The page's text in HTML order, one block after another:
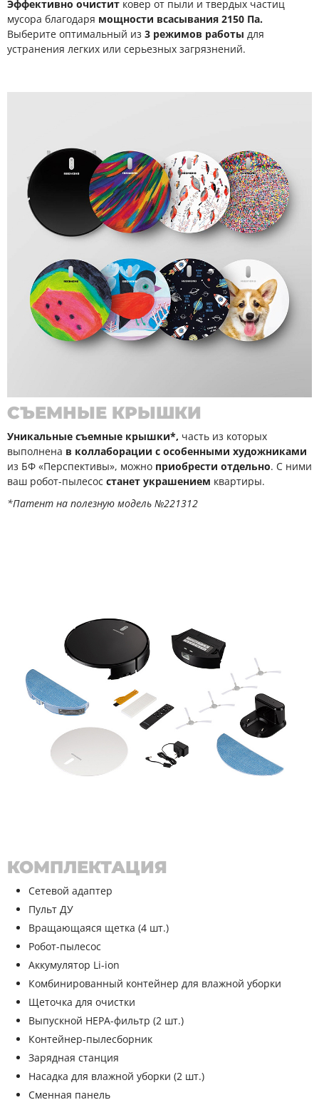
Эффективно очистит ковер от пыли и твердых частиц
мусора благодаря мощности всасывания 2150 Па.
Выберите оптимальный из 3 режимов работы для
устранения легких или серьезных загрязнений.
СЪЕМНЫЕ КРЫШКИ
Уникальные съемные крышки*, часть из которых
выполнена в коллаборации с особенными художниками
из БФ «Перспективы», можно приобрести отдельно. С ними
ваш робот-пылесос станет украшением квартиры.
*Патент на полезную модель №221312
КОМПЛЕКТАЦИЯ
Сетевой адаптер
Пульт ДУ
Вращающаяся щетка (4 шт.)
Робот-пылесос
Аккумулятор Li-ion
Комбинированный контейнер для влажной уборки
Щеточка для очистки
Выпускной HEPA-фильтр (2 шт.)
Контейнер-пылесборник
Зарядная станция
Насадка для влажной уборки (2 шт.)
Сменная панель